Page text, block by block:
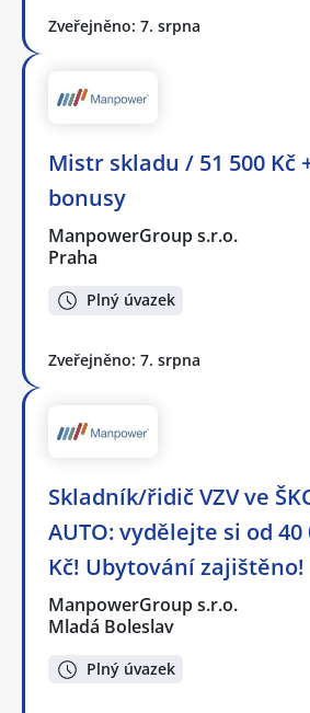
Zveřejněno: 7. srpna
Mistr skladu / 51 500 Kč
bonusy
ManpowerGroup s.r.o.
Praha
Plný úvazek
Zveřejněno: 7. srpna
Skladník/řidič VZV ve
AUTO: vydělejte si od 40
Kč! Ubytování zajištěno!
ManpowerGroup s.r.o.
Mladá Boleslav
Plný úvazek